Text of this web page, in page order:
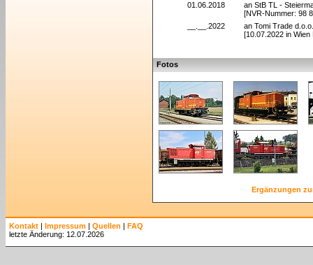
01.06.2018
an StB TL -
[NVR-Nummer: 98
__.__.2022
an Tomi Trade
[10.07.2022 in
Fotos
Ergänzungen
Kontakt | Impressum | Quellen | FAQ
letzte Änderung: 12.07.2026